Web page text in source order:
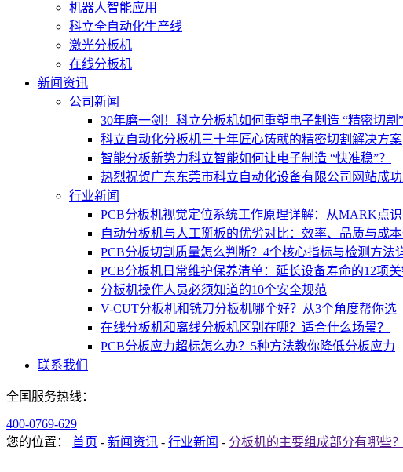
机器人智能应用
科立全自动化生产线
激光分板机
在线分板机
新闻资讯
公司新闻
30年磨一剑！科立分板机如何重塑电子制造 “精密切割”
科立自动化分板机三十年匠心铸就的精密切割解决方案
智能分板新势力科立智能如何让电子制造 “快准稳”？
热烈祝贺广东东莞市科立自动化设备有限公司网站成功
行业新闻
PCB分板机视觉定位系统工作原理详解：从MARK点
自动分板机与人工掰板的优劣对比：效率、品质与成
PCB分板切割质量怎么判断？4个核心指标与检测方法
PCB分板机日常维护保养清单：延长设备寿命的12项
分板机操作人员必须知道的10个安全规范
V-CUT分板机和铣刀分板机哪个好？从3个角度帮你选
在线分板机和离线分板机区别在哪？适合什么场景？
PCB分板应力超标怎么办？5种方法教你降低分板应力
联系我们
全国服务热线：
400-0769-629
您的位置：
首页 - 新闻资讯 - 行业新闻 - 分板机的主要组成部分有哪些？